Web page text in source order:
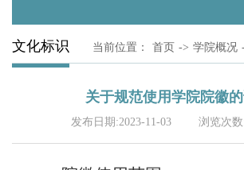
文化标识 当前位置： 首页 -> 学院概况
关于规范使用学院院徽
发布日期:2023-11-03 浏览次